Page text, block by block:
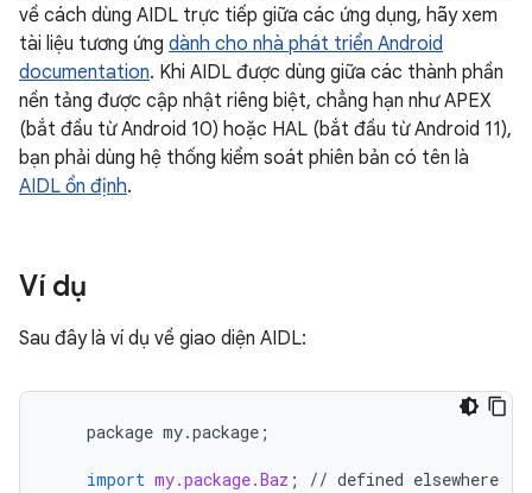
về cách dùng AIDL trực tiếp giữa các ứng dụng, hãy xem
tài liệu tương ứng dành cho nhà phát triển Android
documentation. Khi AIDL được dùng giữa các thành phần
nền tảng được cập nhật riêng biệt, chẳng hạn như APEX
(bắt đầu từ Android 10) hoặc HAL (bắt đầu từ Android 11),
bạn phải dùng hệ thống kiểm soát phiên bản có tên là
AIDL ổn định.
Ví dụ
Sau đây là ví dụ về giao diện AIDL:
package my.package ;
import my.package.Baz ; // defined elsewhere